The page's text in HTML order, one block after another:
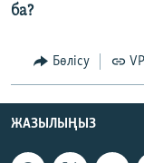
ба?
Бөлісу
ЖАЗЫЛЫҢЫЗ